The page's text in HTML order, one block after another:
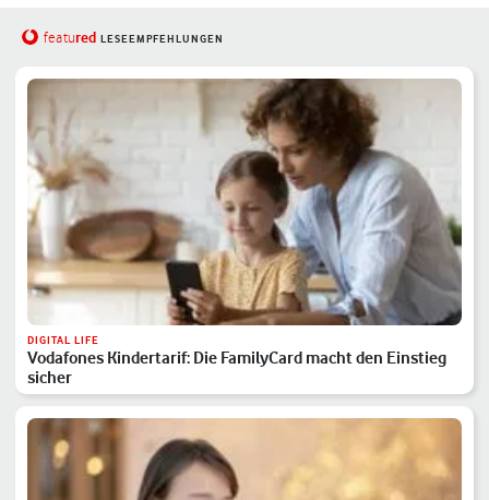
featured LESEEMPFEHLUNGEN
DIGITAL LIFE
Vodafones Kindertarif: Die FamilyCard macht den Einstieg
sicher